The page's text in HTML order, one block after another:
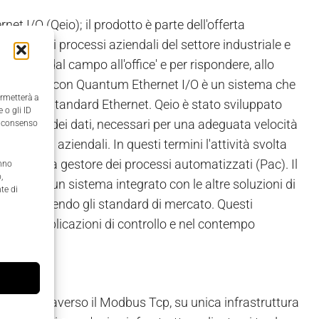
a
o gli ID
di
I/O (Qeio); il prodotto è parte dell'offerta
i singoli processi aziendali del settore industriale e
'dal campo all'office' e per rispondere, allo
Modicon Quantum Ethernet I/O è un sistema che
dello standard Ethernet. Qeio è stato sviluppato
flusso dei dati, necessari per una adeguata velocità
processi aziendali. In questi termini l'attività svolta
(Plc), a gestore dei processi automatizzati (Pac). Il
come un sistema integrato con le altre soluzioni di
seguendo gli standard di mercato. Questi
di applicazioni di controllo e nel contempo
attraverso il Modbus Tcp, su unica infrastruttura